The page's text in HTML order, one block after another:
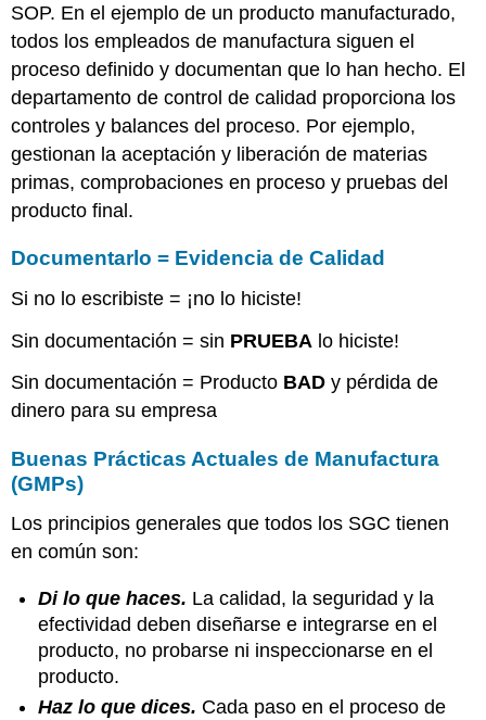
SOP. En el ejemplo de un producto manufacturado,
todos los empleados de manufactura siguen el
proceso definido y documentan que lo han hecho. El
departamento de control de calidad proporciona los
controles y balances del proceso. Por ejemplo,
gestionan la aceptación y liberación de materias
primas, comprobaciones en proceso y pruebas del
producto final.
Documentarlo = Evidencia de Calidad
Si no lo escribiste = ¡no lo hiciste!
Sin documentación = sin PRUEBA lo hiciste!
Sin documentación = Producto BAD y pérdida de
dinero para su empresa
Buenas Prácticas Actuales de Manufactura
(GMPs)
Los principios generales que todos los SGC tienen
en común son:
Di lo que haces. La calidad, la seguridad y la
efectividad deben diseñarse e integrarse en el
producto, no probarse ni inspeccionarse en el
producto.
Haz lo que dices. Cada paso en el proceso de